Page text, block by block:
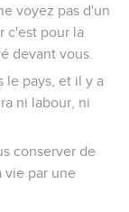
voyez pas d'un
c'est pour la
devant vous.
le pays, et il y a
ni labour, ni
conserver de
vie par une